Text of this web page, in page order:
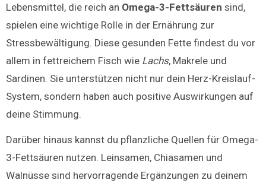
Lebensmittel, die reich an Omega-3-Fettsäuren sind,
spielen eine wichtige Rolle in der Ernährung zur
Stressbewältigung. Diese gesunden Fette findest du vor
allem in fettreichem Fisch wie Lachs, Makrele und
Sardinen. Sie unterstützen nicht nur dein Herz-Kreislauf-
System, sondern haben auch positive Auswirkungen auf
deine Stimmung.
Darüber hinaus kannst du pflanzliche Quellen für Omega-
3-Fettsäuren nutzen. Leinsamen, Chiasamen und
Walnüsse sind hervorragende Ergänzungen zu deinem